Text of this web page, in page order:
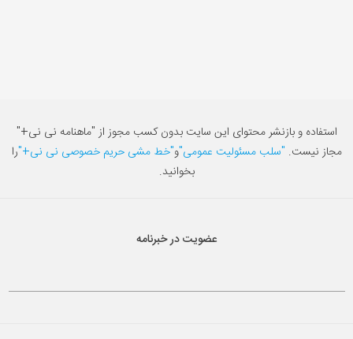
استفاده و بازنشر محتوای این سایت بدون کسب مجوز از "ماهنامه نی نی+"
مجاز نیست. "سلب مسئولیت عمومی"و"خط مشی حریم خصوصی نی نی+"را
بخوانید.
عضویت در خبرنامه